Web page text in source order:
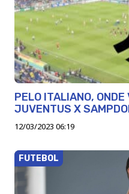
PELO ITALIANO, ONDE
JUVENTUS X
12/03/2023 06:19
FUTEBOL